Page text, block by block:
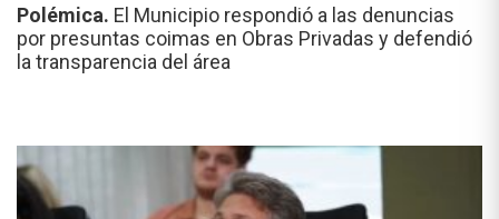
Polémica. El Municipio respondió a las denuncias
por presuntas coimas en Obras Privadas y defendió
la transparencia del área